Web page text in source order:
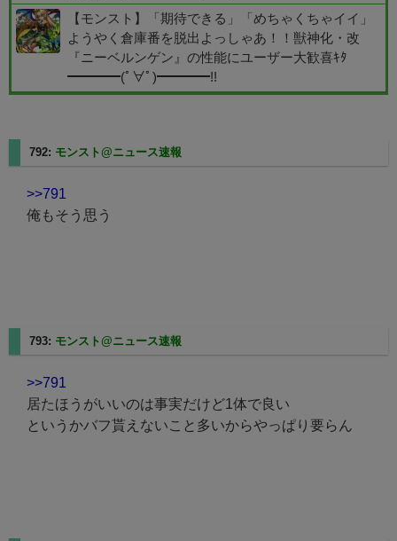
【モンスト】「期待できる」「めちゃくちゃイイ」
ようやく倉庫番を脱出よっしゃあ！！獣神化・改
『ニーベルンゲン』の性能にユーザー大歓喜ｷﾀ
━━━━(ﾟ∀ﾟ)━━━━!!
792: モンスト@ニュース速報
>>791
俺もそう思う
793: モンスト@ニュース速報
>>791
居たほうがいいのは事実だけど1体で良い
というかバフ貰えないこと多いからやっぱり要らん